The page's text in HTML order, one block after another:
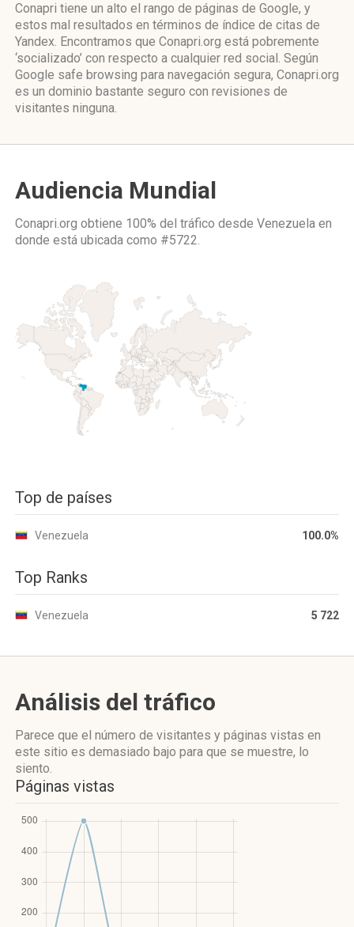
Conapri tiene un alto el rango de páginas de Google, y
estos mal resultados en términos de índice de citas de
Yandex. Encontramos que Conapri.org está pobremente
‘socializado’ con respecto a cualquier red social. Según
Google safe browsing para navegación segura, Conapri.org
es un dominio bastante seguro con revisiones de
visitantes ninguna.
Audiencia Mundial
Conapri.org obtiene 100% del tráfico desde Venezuela en
donde está ubicada como #5722.
Top de países
Venezuela 100.0%
Top Ranks
Venezuela 5 722
Análisis del tráfico
Parece que el número de visitantes y páginas vistas en
este sitio es demasiado bajo para que se muestre, lo
siento.
Páginas vistas